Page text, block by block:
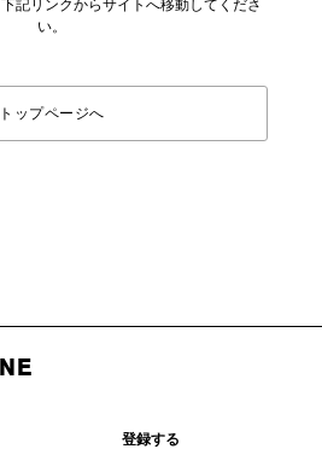
記リンクからサイトへ移動してくださ
い。
トップページへ